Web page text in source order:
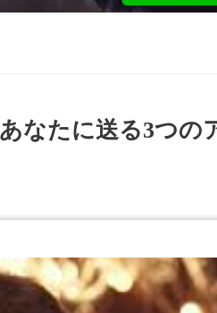
なたに送る3つの